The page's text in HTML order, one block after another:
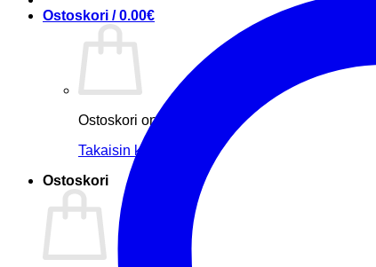
Ostoskori /0.00€
Ostoskori on tyhjä.
Takaisin kauppaan
Ostoskori